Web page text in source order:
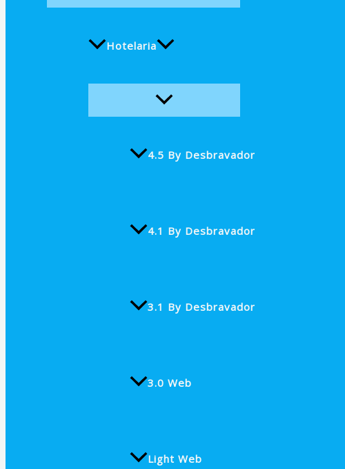
Hotelaria
4.5 By Desbravador
4.1 By Desbravador
3.1 By Desbravador
3.0 Web
Light Web